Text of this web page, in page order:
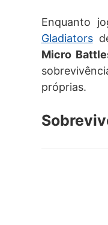
Enquanto
Gladiators
Micro
próprias.